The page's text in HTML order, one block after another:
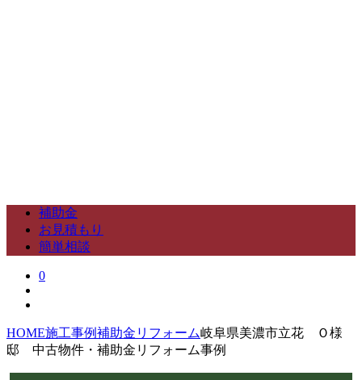
補助金
お見積もり
簡単相談
0
HOME施工事例補助金リフォーム岐阜県美濃市立花 Ｏ様
邸 中古物件・補助金リフォーム事例